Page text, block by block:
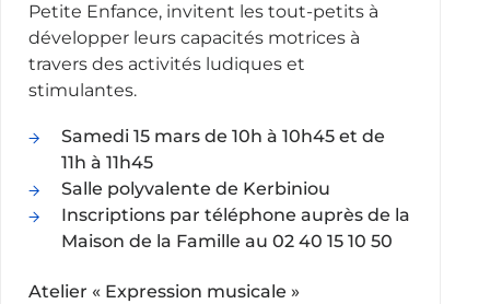
Petite Enfance, invitent les tout-petits à
développer leurs capacités motrices à
travers des activités ludiques et
stimulantes.
Samedi 15 mars de 10h à 10h45 et de
11h à 11h45
Salle polyvalente de Kerbiniou
Inscriptions par téléphone auprès de la
Maison de la Famille au 02 40 15 10 50
Atelier « Expression musicale »